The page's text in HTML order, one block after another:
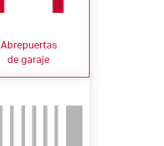
Abrepuertas
de garaje